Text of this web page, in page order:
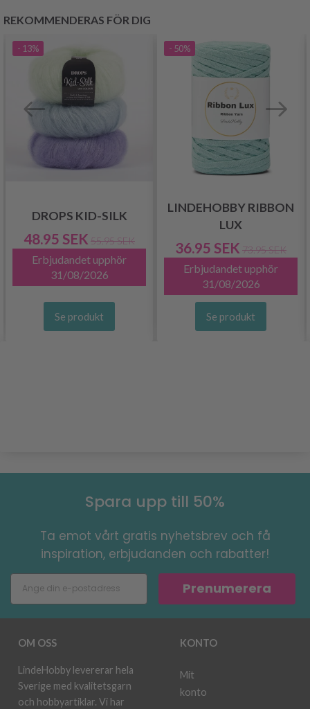
REKOMMENDERAS FÖR DIG
- 13%
DROPS KID-SILK
48.95 SEK 55.95 SEK
Erbjudandet upphör
31/08/2026
Se produkt
- 50%
LINDEHOBBY RIBBON
LUX
36.95 SEK 73.95 SEK
Erbjudandet upphör
31/08/2026
Se produkt
Spara upp till 50%
Ta emot vårt gratis nyhetsbrev och få
inspiration, erbjudanden och rabatter!
Prenumerera
OM OSS
LindeHobby levererar hela
Sverige med kvalitetsgarn
och hobbyartiklar. Vi har
KONTO
Mit
konto